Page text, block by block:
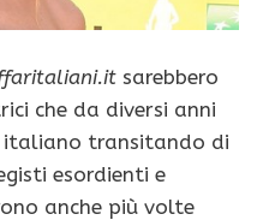
sarebbero
che da diversi anni
italiano transitando di
esordienti e
anche più volte